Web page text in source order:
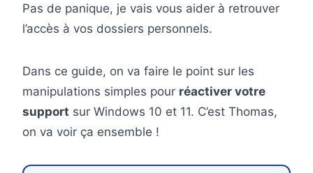
Pas de panique, je vais vous aider à retrouver
l’accès à vos dossiers personnels.
Dans ce guide, on va faire le point sur les
manipulations simples pour réactiver votre
support sur Windows 10 et 11. C’est Thomas,
on va voir ça ensemble !